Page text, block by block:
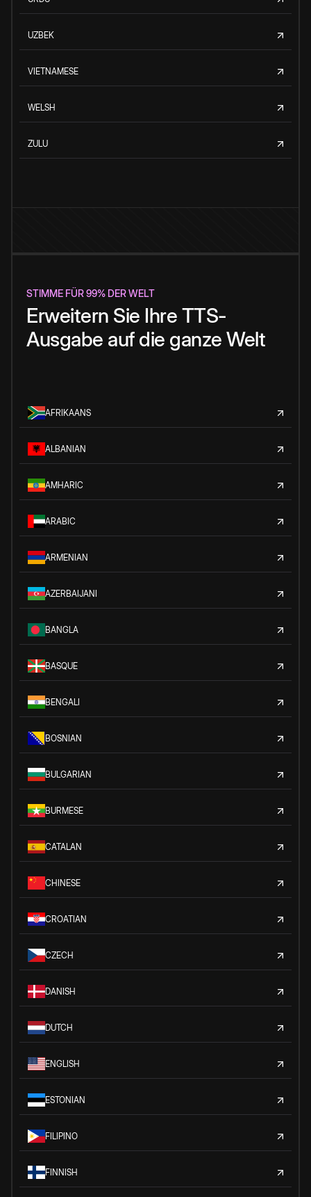
UZBEK
VIETNAMESE
WELSH
ZULU
STIMME FÜR 99% DER WELT
Erweitern Sie Ihre TTS-
Ausgabe auf die ganze Welt
AFRIKAANS
ALBANIAN
AMHARIC
ARABIC
ARMENIAN
AZERBAIJANI
BANGLA
BASQUE
BENGALI
BOSNIAN
BULGARIAN
BURMESE
CATALAN
CHINESE
CROATIAN
CZECH
DANISH
DUTCH
ENGLISH
ESTONIAN
FILIPINO
FINNISH